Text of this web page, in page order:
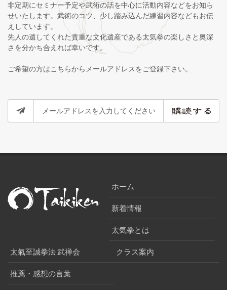
非定期にセミナー予定や武術の話を中心に活動内容などをお知ら
せいたします。武術のコツ、少し踏み込んだ練習内容などもお伝
えしています。
先人の遺してくれた貴重な文化遺産である太気拳の楽しさと奥深
さを分かち合えれば幸いです。
ご希望の方はこちらからメールアドレスをご登録下さい。
ホーム
新着情報
太気拳とは
太氣至誠拳法 武禅会 クラス案内
推薦・感想の言葉